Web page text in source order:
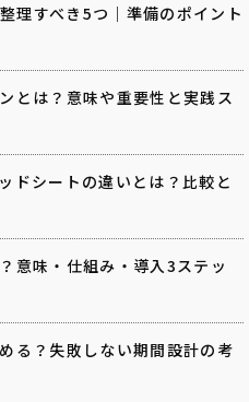
すべき5つ｜準備のポイント
とは？意味や重要性と実践ス
ドシートの違いとは？比較と
意味・仕組み・導入3ステッ
る？失敗しない期間設計の考